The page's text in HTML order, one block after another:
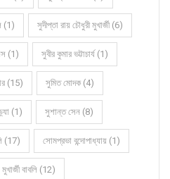
(1) সুদীপ্তা রায় চৌধুরী মুখার্জী (6)
(1) সুবীর কুমার ভট্টাচার্য (1)
(15) সুমিত মোদক (4)
(1) সুশান্ত সেন (8)
(17) সোমপ্রভা বন্দোপাধ্যায় (1)
বাবলি (12)